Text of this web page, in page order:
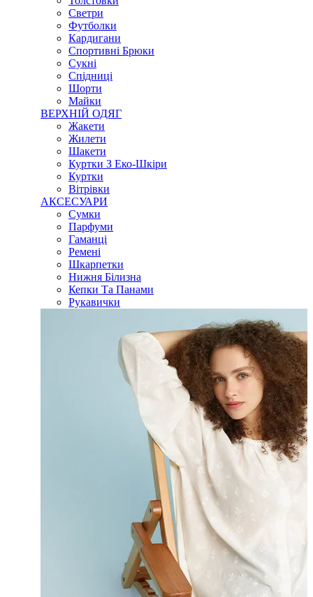
Светри
Футболки
Кардигани
Спортивні Брюки
Сукні
Спідниці
Шорти
Майки
ВЕРХНІЙ ОДЯГ
Жакети
Жилети
Шакети
Куртки З Еко-Шкіри
Куртки
Вітрівки
АКСЕСУАРИ
Сумки
Парфуми
Гаманці
Ремені
Шкарпетки
Нижня Білизна
Кепки Та Панами
Рукавички